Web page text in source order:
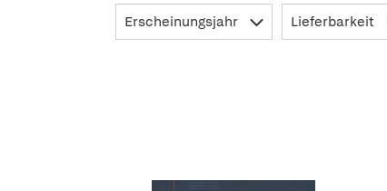
Erscheinungsjahr Lieferbarkeit